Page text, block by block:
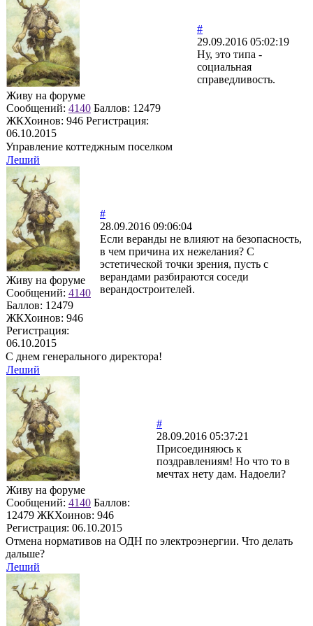
Живу на форуме
Сообщений: 4140 Баллов: 12479
ЖКХоинов: 946 Регистрация:
06.10.2015
#
29.09.2016 05:02:19
Ну, это типа -
социальная
справедливость.
Управление коттеджным поселком
Леший
Живу на форуме
Сообщений: 4140
Баллов: 12479
ЖКХоинов: 946
Регистрация:
06.10.2015
#
28.09.2016 09:06:04
Если веранды не влияют на безопасность,
в чем причина их нежелания? С
эстетической точки зрения, пусть с
верандами разбираются соседи
верандостроителей.
С днем генерального директора!
Леший
Живу на форуме
Сообщений: 4140 Баллов:
12479 ЖКХоинов: 946
Регистрация: 06.10.2015
#
28.09.2016 05:37:21
Присоединяюсь к
поздравлениям! Но что то в
мечтах нету дам. Надоели?
Отмена нормативов на ОДН по электроэнергии. Что делать
дальше?
Леший